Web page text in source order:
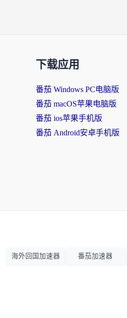
下载应用
番茄 Windows PC电脑版
番茄 macOS苹果电脑版
番茄 ios苹果手机版
番茄 Android安卓手机版
海外回国加速器 番茄加速器